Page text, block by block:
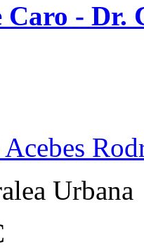
Caro -
Acebes
Urbana